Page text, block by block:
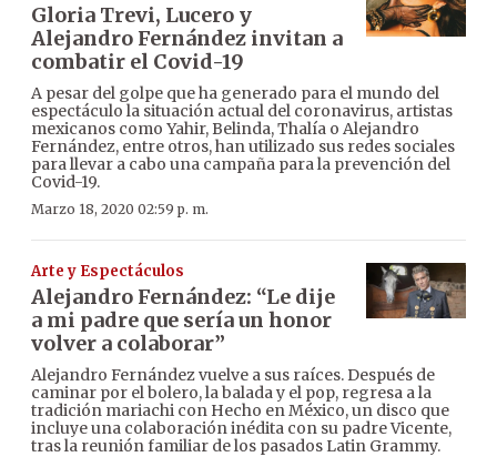
Gloria Trevi, Lucero y
Alejandro Fernández invitan a
combatir el Covid-19
A pesar del golpe que ha generado para el mundo del
espectáculo la situación actual del coronavirus, artistas
mexicanos como Yahir, Belinda, Thalía o Alejandro
Fernández, entre otros, han utilizado sus redes sociales
para llevar a cabo una campaña para la prevención del
Covid-19.
Marzo 18, 2020 02:59 p. m.
Arte y Espectáculos
Alejandro Fernández: “Le dije
a mi padre que sería un honor
volver a colaborar”
Alejandro Fernández vuelve a sus raíces. Después de
caminar por el bolero, la balada y el pop, regresa a la
tradición mariachi con Hecho en México, un disco que
incluye una colaboración inédita con su padre Vicente,
tras la reunión familiar de los pasados Latin Grammy.